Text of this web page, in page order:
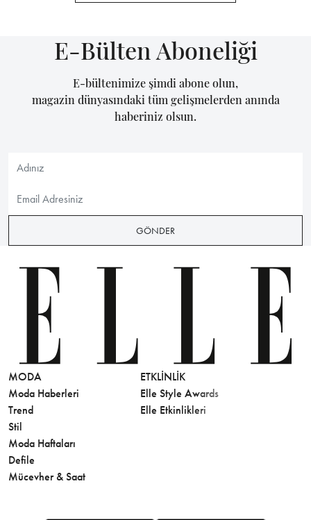
E-Bülten Aboneliği
E-bültenimize şimdi abone olun,
magazin dünyasındaki tüm gelişmelerden anında
haberiniz olsun.
GÖNDER
MODA
Moda Haberleri
Trend
Stil
Moda Haftaları
Defile
Mücevher & Saat
ETKLINLIK
Elle Style Awards
Elle Etkinlikleri